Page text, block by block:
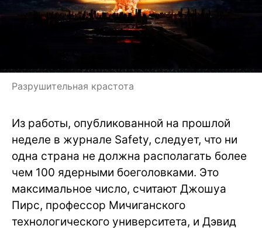
Разрушительная крастота
Из работы, опубликованной на прошлой
неделе в журнале Safety, следует, что ни
одна страна не должна располагать более
чем 100 ядерными боеголовками. Это
максимальное число, считают Джошуа
Пирс, профессор Мичиганского
технологического университета, и Дэвид